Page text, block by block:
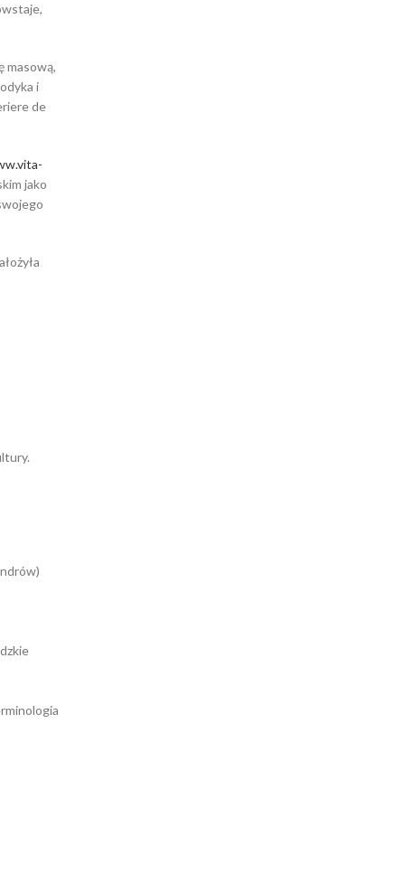
masową,
i
de
jako